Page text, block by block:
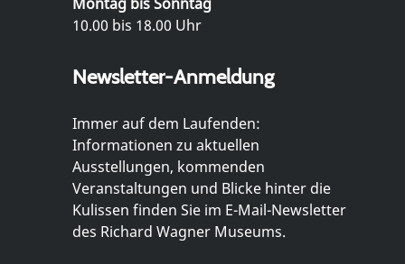
10.00 bis 18.00 Uhr
Newsletter-Anmeldung
Immer auf dem Laufenden:
Informationen zu aktuellen
Ausstellungen, kommenden
Veranstaltungen und Blicke hinter die
Kulissen finden Sie im E-Mail-Newsletter
des Richard Wagner Museums.